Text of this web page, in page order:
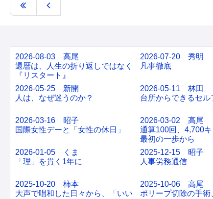
2026-08-03 高尾
還暦は、人生の折り返しではなく
『リスタート』
2026-07-20 秀明
凡事徹底
2026-05-25 新開
人は、なぜ迷うのか？
2026-05-11 林田
台所からできるセル
2026-03-16 昭子
国際女性デーと「女性の休日」
2026-03-02 高尾
通算100回、4,700キ
最初の一歩から
2026-01-05 くま
「理」を貫く1年に
2025-12-15 昭子
人事労務通信
2025-10-20 柿本
大声で唱和した日々から、「いい
2025-10-06 高尾
ポリープ切除の手術